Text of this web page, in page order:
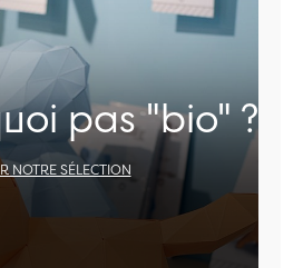
pas "bio" ?
NOTRE SÉLECTION